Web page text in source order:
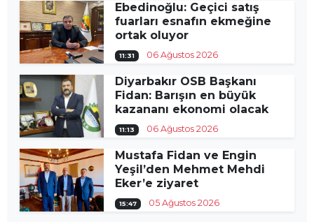
Ebedinoğlu: Geçici satış
fuarları esnafın ekmeğine
ortak oluyor
11:31 06 Ağustos 2026
Diyarbakır OSB Başkanı
Fidan: Barışın en büyük
kazananı ekonomi olacak
11:13 06 Ağustos 2026
Mustafa Fidan ve Engin
Yeşil’den Mehmet Mehdi
Eker’e ziyaret
15:47 05 Ağustos 2026